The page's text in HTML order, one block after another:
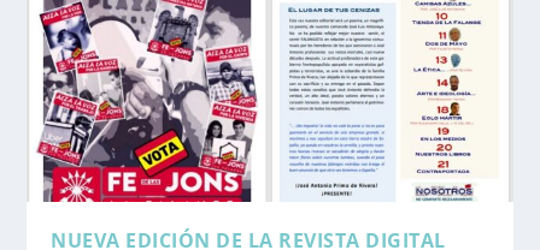
NUEVA EDICIÓN DE LA REVISTA DIGITAL